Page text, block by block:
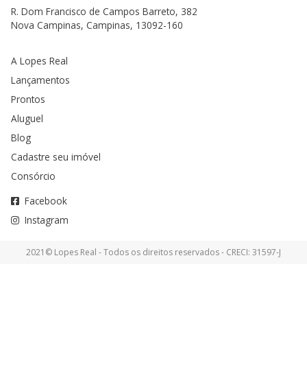
R. Dom Francisco de Campos Barreto, 382
Nova Campinas, Campinas, 13092-160
A Lopes Real
Lançamentos
Prontos
Aluguel
Blog
Cadastre seu imóvel
Consórcio
Facebook
Instagram
2021© Lopes Real - Todos os direitos reservados - CRECI: 31597-J